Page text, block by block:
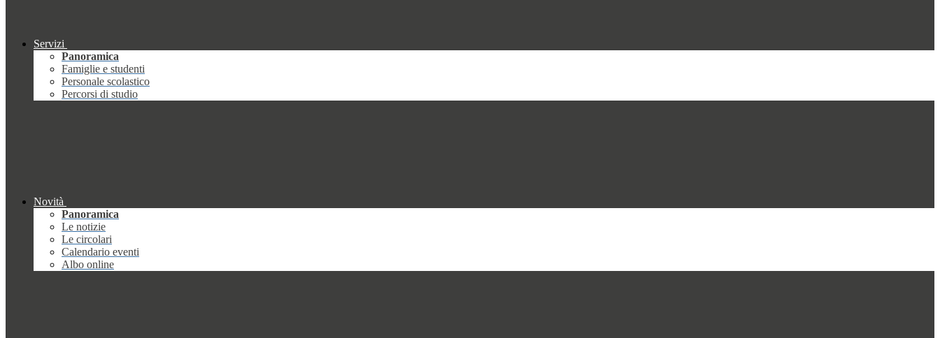
Servizi
Panoramica
Famiglie e studenti
Personale scolastico
Percorsi di studio
Novità
Panoramica
Le notizie
Le circolari
Calendario eventi
Albo online